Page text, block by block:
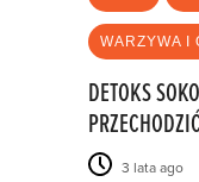
WARZYWA I
DETOKS
3 lata ago